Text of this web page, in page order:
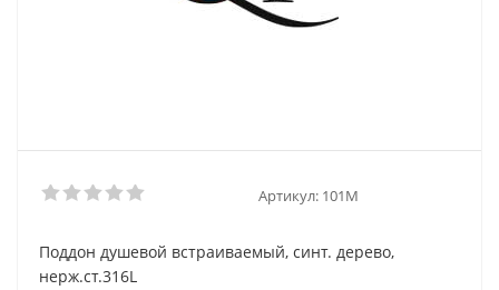
Артикул: 101M
Поддон душевой встраиваемый, синт. дерево,
нерж.ст.316L